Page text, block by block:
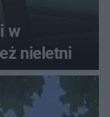
w
nieletni